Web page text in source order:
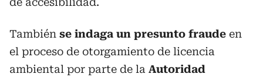
También se indaga un presunto fraude en
el proceso de otorgamiento de licencia
ambiental por parte de la Autoridad